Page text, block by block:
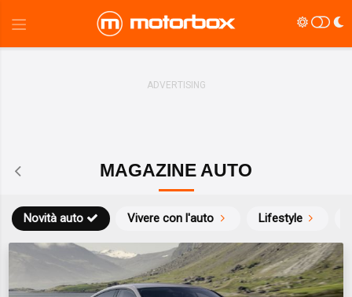
MAGAZINE AUTO
Novità auto Vivere con l'auto Lifestyle